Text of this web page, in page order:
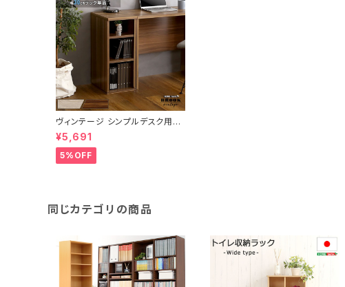
ヴィンテージ シンプルデスク用サ
イドラック30cm幅【Ridgewoo
d-リッジウッド-】 BRHT-SRK3
0
¥5,691
5%OFF
同じカテゴリの商品